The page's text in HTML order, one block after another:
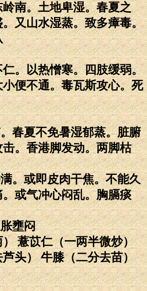
南。土地卑湿。春夏之
又山水湿蒸。致多瘴毒。
。以热憎寒。四肢缓弱。
便不通。毒瓦斯攻心。死
春夏不免暑湿郁蒸。脏腑
。香港脚发动。两脚枯
。或即皮肉干焦。不能久
或气冲心闷乱。胸膈痰
壅闷
薏苡仁（一两半微炒）
头） 牛膝（二分去苗）